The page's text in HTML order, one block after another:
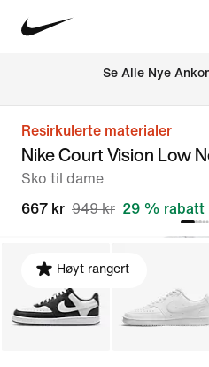
Se Alle Nye
Resirkulerte materialer
Nike Court Vision Low
Sko til dame
667 kr 949 kr 29 % rabatt
Høyt rangert